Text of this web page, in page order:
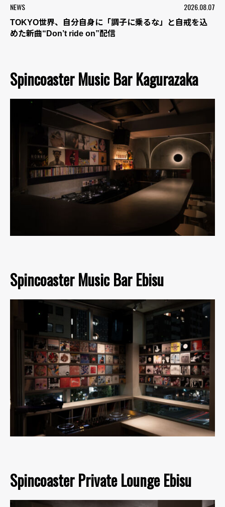
NEWS 2026.08.07
TOKYO世界、自分自身に「調子に乗るな」と自戒を込
めた新曲“Don’t ride on”配信
Spincoaster Music Bar Kagurazaka
Spincoaster Music Bar Ebisu
Spincoaster Private Lounge Ebisu